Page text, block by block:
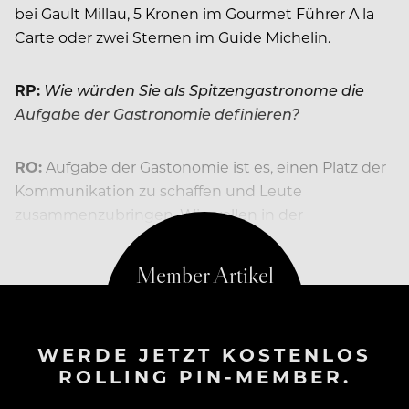
bei Gault Millau, 5 Kronen im Gourmet Führer A la
Carte oder zwei Sternen im Guide Michelin.
RP: Wie würden Sie als Spitzengastronome die
Aufgabe der Gastronomie definieren?
RO:Aufgabe der Gastonomie ist es, einen Platz der
Kommunikation zu schaffen und Leute
zusammenzubringen. Wir wollen in der
WERDE JETZT KOSTENLOS
ROLLING PIN-MEMBER.